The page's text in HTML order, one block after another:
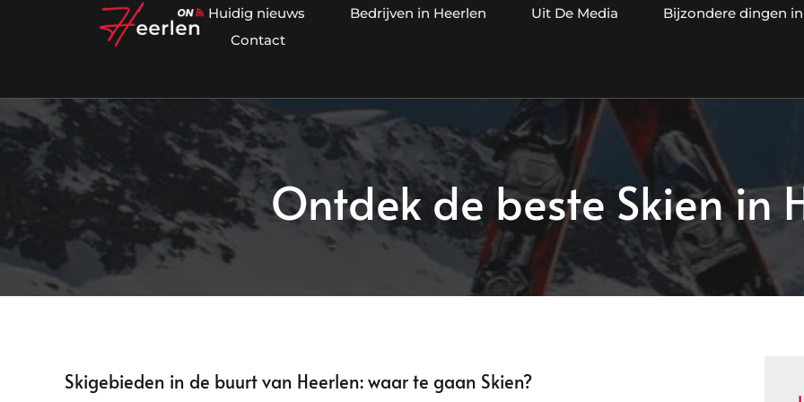
Huidig nieuws Bedrijven in Heerlen Uit De Media
Bijzondere dingen
Contact
Ontdek de beste Skien in
Skigebieden in de buurt van Heerlen: waar te gaan Skien?